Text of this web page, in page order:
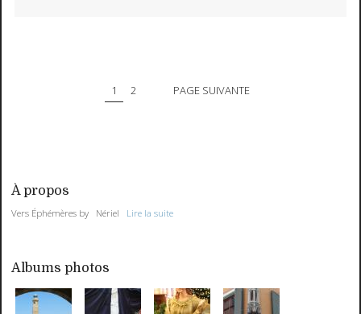
1 2 PAGE SUIVANTE
À propos
Vers Éphémères by Nériel Lire la suite
Albums photos